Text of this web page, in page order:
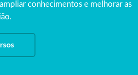
conhecimentos e melhorar as